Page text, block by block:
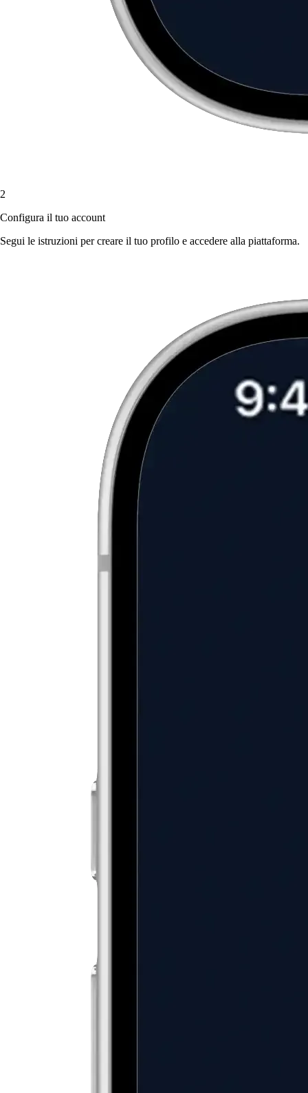
2
Configura il tuo account
Segui le istruzioni per creare il tuo profilo e accedere alla piattaforma.